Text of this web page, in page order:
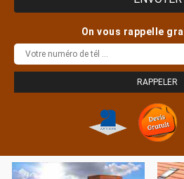
On vous rappelle